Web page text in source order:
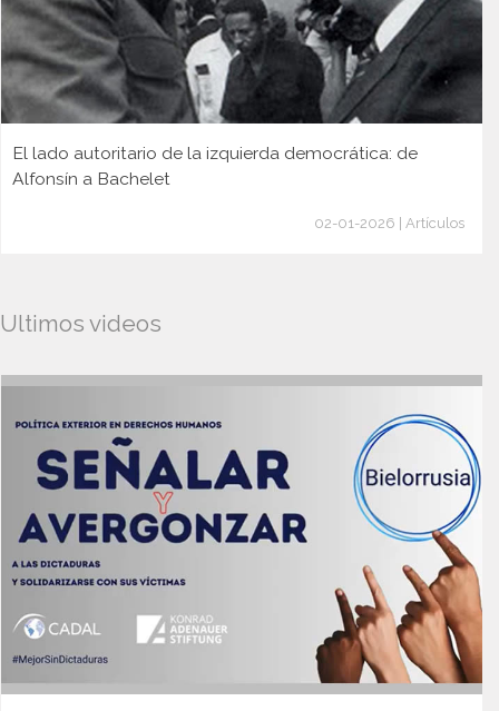
El lado autoritario de la izquierda democrática: de
Alfonsín a Bachelet
02-01-2026 | Artículos
Ultimos videos